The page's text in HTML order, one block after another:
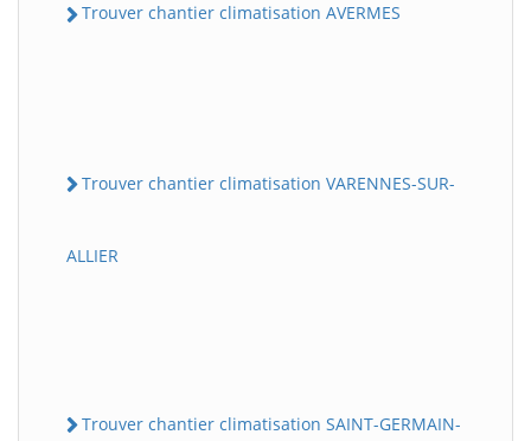
Trouver chantier climatisation AVERMES
Trouver chantier climatisation VARENNES-SUR-
ALLIER
Trouver chantier climatisation SAINT-GERMAIN-